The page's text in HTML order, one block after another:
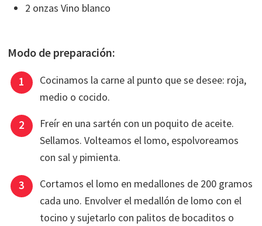
2 onzas Vino blanco
Modo de preparación:
Cocinamos la carne al punto que se desee: roja,
medio o cocido.
Freír en una sartén con un poquito de aceite.
Sellamos. Volteamos el lomo, espolvoreamos
con sal y pimienta.
Cortamos el lomo en medallones de 200 gramos
cada uno. Envolver el medallón de lomo con el
tocino y sujetarlo con palitos de bocaditos o